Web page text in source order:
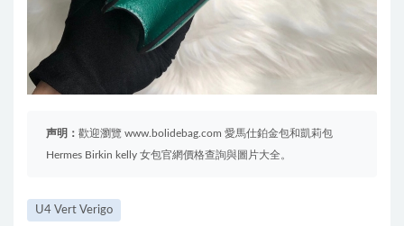
声明： 歡迎瀏覽 www.bolidebag.com 愛馬仕鉑金包和凱莉包
Hermes Birkin kelly 女包官網價格查詢與圖片大全。
U4 Vert Verigo